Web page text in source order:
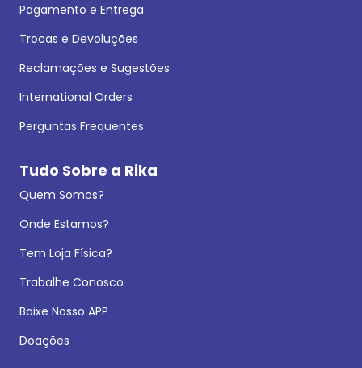
Pagamento e Entrega
Trocas e Devoluções
Reclamações e Sugestões
International Orders
Perguntas Frequentes
Tudo Sobre a Rika
Quem Somos?
Onde Estamos?
Tem Loja Física?
Trabalhe Conosco
Baixe Nosso APP
Doações